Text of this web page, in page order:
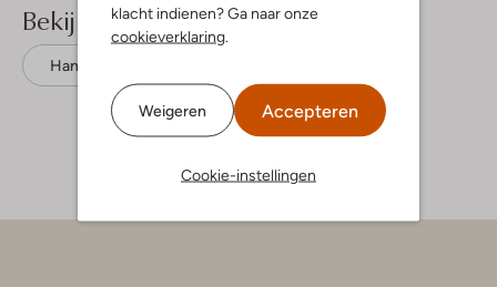
klacht indienen? Ga naar onze
cookieverklaring.
Weigeren Accepteren
Cookie-instellingen
Bekijk meer
Handtassen